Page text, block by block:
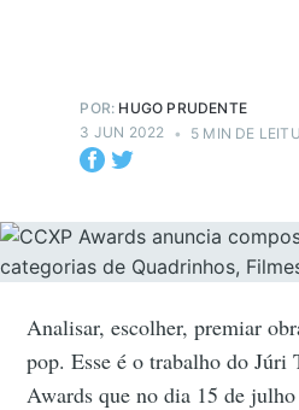
POR: HUGO PRUDENTE
3 JUN 2022 • 5 MIN DE
Analisar, escolher, premiar
pop. Esse é o trabalho do Júri
Awards que no dia 15 de